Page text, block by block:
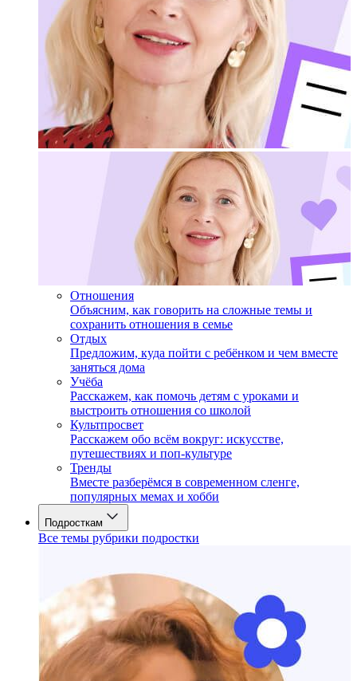
Отношения
Объясним, как говорить на сложные темы и
сохранить отношения в семье
Отдых
Предложим, куда пойти с ребёнком и чем вместе
заняться дома
Учёба
Расскажем, как помочь детям с уроками и
выстроить отношения со школой
Культпросвет
Расскажем обо всём вокруг: искусстве,
путешествиях и поп-культуре
Тренды
Вместе разберёмся в современном сленге,
популярных мемах и хобби
Подросткам
Все темы рубрики подростки